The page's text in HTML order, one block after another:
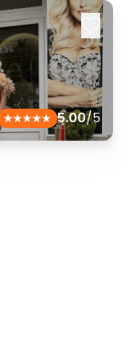
5.00/5